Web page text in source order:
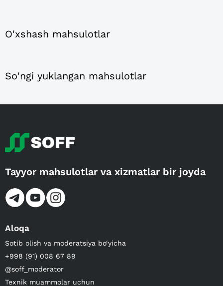
O'xshash mahsulotlar
So'ngi yuklangan mahsulotlar
Tayyor mahsulotlar va xizmatlar bir joyda
Aloqa
Sotib olish va moderatsiya bo‘yicha
+998 (91) 008 67 89
@soff_moderator
Texnik muammolar uchun